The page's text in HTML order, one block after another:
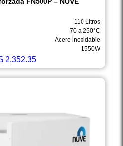
110 Litros
70 a 250°C
Acero inoxidable
1550W
2,352.35